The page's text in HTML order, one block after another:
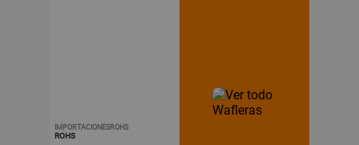
IMPORTACIONESROHS
ROHS